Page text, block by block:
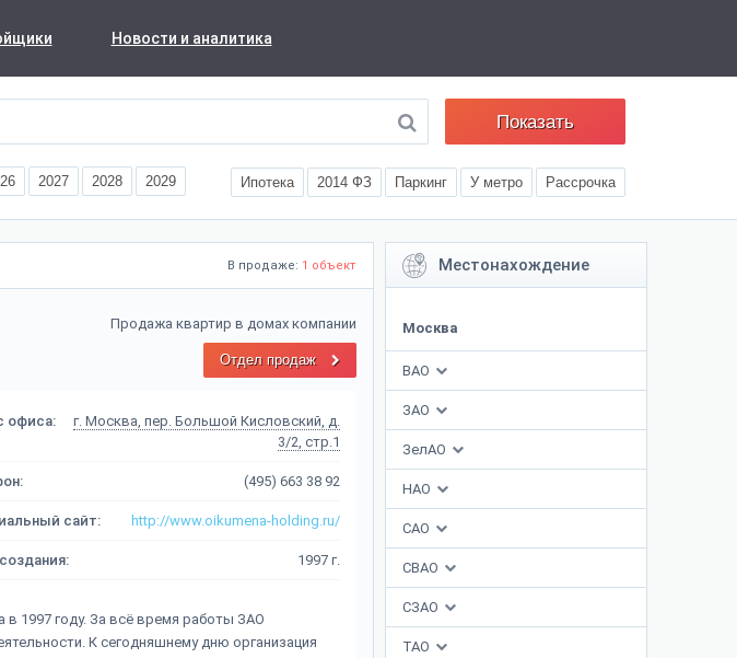
Новости и аналитика
Показать
2027 2028 2029 Ипотека 2014 ФЗ Паркинг У метро Рассрочка
Местонахождение
Москва
ВАО
ЗАО
ЗелАО
НАО
САО
СВАО
СЗАО
ТАО
В продаже: 1 объект
Продажа квартир в домах компании
Отдел продаж
офиса:
г. Москва, пер. Большой Кисловский, д.
3/2, стр.1
(495) 663 38 92
сайт: http://www.oikumena-holding.ru/
1997 г.
в 1997 году. За всё время работы ЗАО
К сегодняшнему дню организация